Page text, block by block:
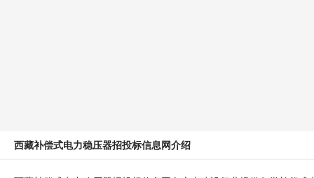
西藏补偿式电力稳压器招投标信息网介绍